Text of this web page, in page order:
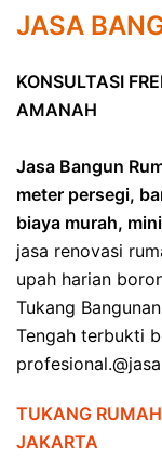
JASA
KONSULTASI
AMANAH
Jasa Bangun
meter persegi,
biaya murah,
jasa renovasi
upah harian
Tukang
Tengah terbukti
TUKANG
JAKARTA